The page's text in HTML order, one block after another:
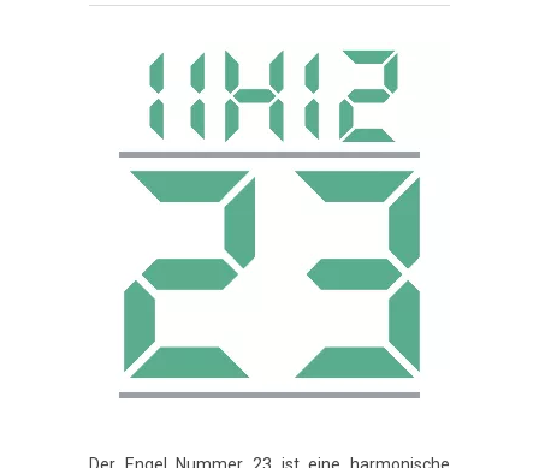
Der Engel Nummer 23 ist eine harmonische